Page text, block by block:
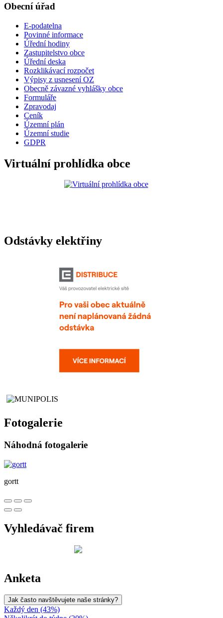
Obecní úřad
E-podatelna
Povinné informace
Úřední hodiny
Zastupitelstvo obce
Úřední deska
Rozklikávací rozpočet
Výpisy z usnesení OZ
Obecně závazné vyhlášky obce
Formuláře
Zpravodaj
Ceník
Územní plán
Územní studie
GDPR
Virtuální prohlídka obce
Odstávky elektřiny
Fotogalerie
Náhodná fotogalerie
gortt
Vyhledávač firem
Anketa
Jak často navštěvujete naše stránky?
Každý den (43%)